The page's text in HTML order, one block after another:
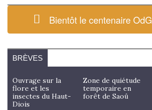
Bientôt le centenaire OdG
BRÈVES
Ouvrage sur la
flore et les
insectes du Haut-
Diois
Zone de quiétude
temporaire en
forêt de Saoû